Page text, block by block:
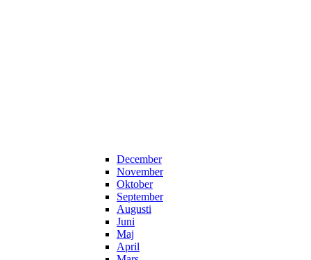
December
November
Oktober
September
Augusti
Juni
Maj
April